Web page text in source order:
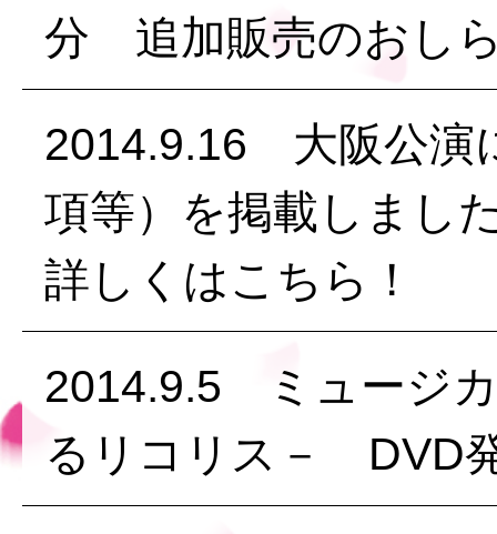
分 追加販売のおし
2014.9.16 大阪公演
項等）を掲載しまし
詳しくはこちら！
2014.9.5 ミュージ
るリコリス－ DVD